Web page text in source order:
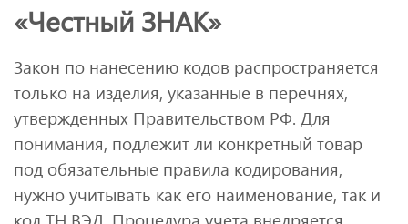
«Честный ЗНАК»
Закон по нанесению кодов распространяется
только на изделия, указанные в перечнях,
утвержденных Правительством РФ. Для
понимания, подлежит ли конкретный товар
под обязательные правила кодирования,
нужно учитывать как его наименование, так и